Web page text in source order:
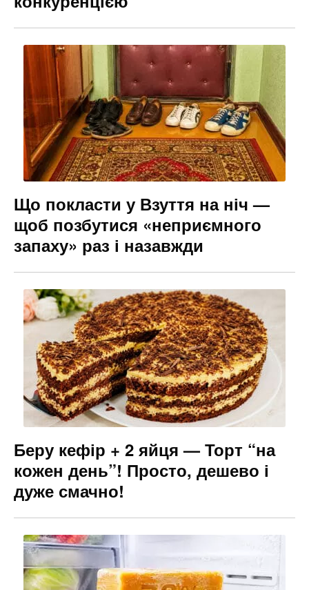
Що покласти у Взуття на ніч —
щоб позбутися «неприємного
запаху» раз і назавжди
Беру кефір + 2 яйця — Торт “на
кожен день”! Просто, дешево і
дуже смачно!